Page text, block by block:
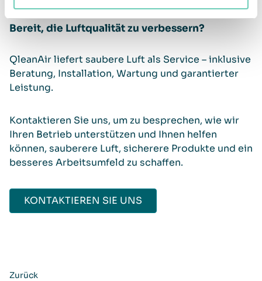
Bereit, die Luftqualität zu verbessern?
QleanAir liefert saubere Luft als Service – inklusive
Beratung, Installation, Wartung und garantierter
Leistung.
Kontaktieren Sie uns, um zu besprechen, wie wir
Ihren Betrieb unterstützen und Ihnen helfen
können, sauberere Luft, sicherere Produkte und ein
besseres Arbeitsumfeld zu schaffen.
KONTAKTIEREN SIE UNS
Zurück